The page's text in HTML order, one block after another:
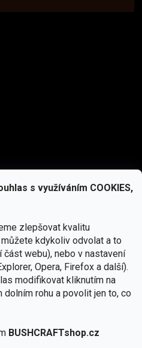
s využíváním COOKIES,
zlepšovat kvalitu
kdykoliv odvolat a to
webu), nebo v nastavení
Opera, Firefox a další).
modifikovat kliknutím na
dolním rohu a povolit jen to, co
BUSHCRAFTshop.cz
údajů